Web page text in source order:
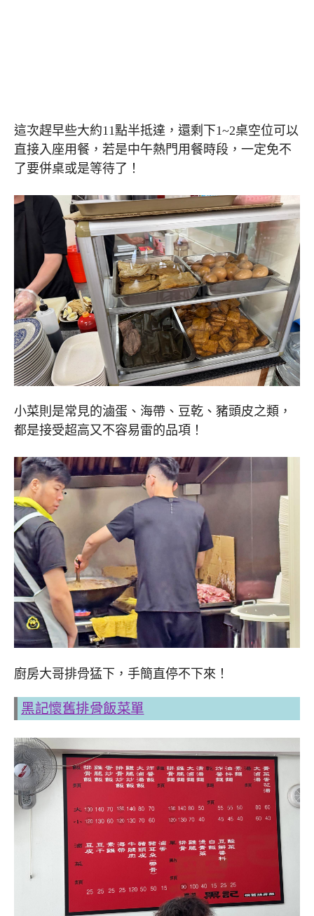
這次趕早些大約11點半抵達，還剩下1~2桌空位可以
直接入座用餐，若是中午熱門用餐時段，一定免不
了要併桌或是等待了！
小菜則是常見的滷蛋、海帶、豆乾、豬頭皮之類，
都是接受超高又不容易雷的品項！
廚房大哥排骨猛下，手簡直停不下來！
黑記懷舊排骨飯菜單